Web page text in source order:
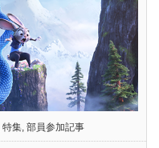
特集, 部員参加記事